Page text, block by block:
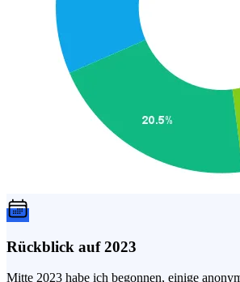
Rückblick auf 2023
Mitte 2023 habe ich begonnen, einige